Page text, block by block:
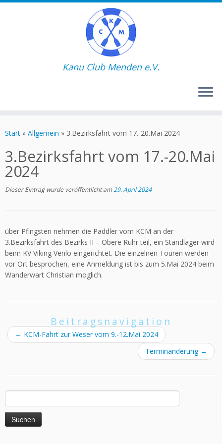
Inhalt
Kanu Club Menden e.V.
Start » Allgemein » 3.Bezirksfahrt vom 17.-20.Mai 2024
3.Bezirksfahrt vom 17.-20.Mai
2024
Dieser Eintrag wurde veröffentlicht am29. April 2024
über Pfingsten nehmen die Paddler vom KCM an der
3.Bezirksfahrt des Bezirks II – Obere Ruhr teil, ein Standlager wird
beim KV Viking Venlo eingerichtet. Die einzelnen Touren werden
vor Ort besprochen, eine Anmeldung ist bis zum 5.Mai 2024 beim
Wanderwart Christian möglich.
Beitragsnavigation
← KCM-Fahrt zur Weser vom 9.-12.Mai 2024
Terminänderung →
Suchen
nach: